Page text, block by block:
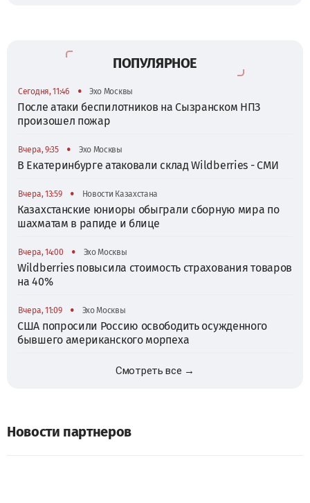
ПОПУЛЯРНОЕ
Сегодня, 11:46 • Эхо Москвы
После атаки беспилотников на Сызранском НПЗ
произошел пожар
Вчера, 9:35 • Эхо Москвы
В Екатеринбурге атаковали склад Wildberries - СМИ
Вчера, 13:59 • Новости Казахстана
Казахстанские юниоры обыграли сборную мира по
шахматам в рапиде и блице
Вчера, 14:00 • Эхо Москвы
Wildberries повысила стоимость страхования товаров
на 40%
Вчера, 11:09 • Эхо Москвы
США попросили Россию освободить осужденного
бывшего американского морпеха
Смотреть все →
Новости партнеров